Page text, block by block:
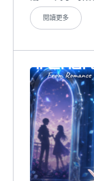
閱讀更多